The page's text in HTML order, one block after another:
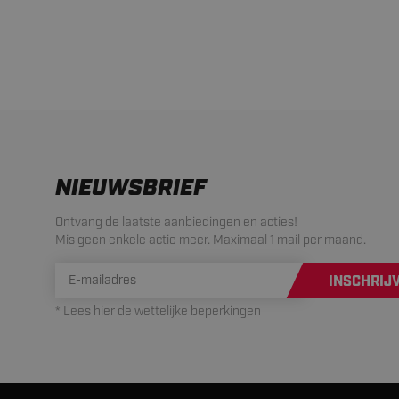
NIEUWSBRIEF
Ontvang de laatste aanbiedingen en acties!
Mis geen enkele actie meer. Maximaal 1 mail per maand.
* Lees hier de wettelijke beperkingen